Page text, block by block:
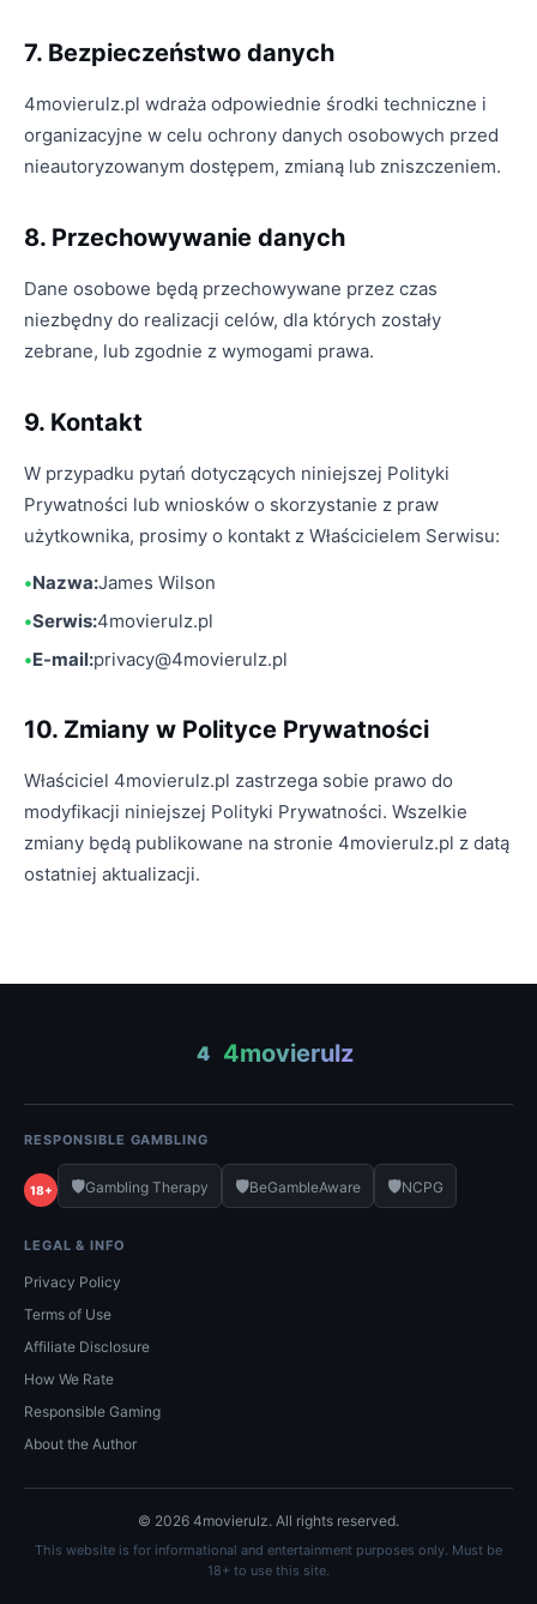
7. Bezpieczeństwo danych
4movierulz.pl wdraża odpowiednie środki techniczne i
organizacyjne w celu ochrony danych osobowych przed
nieautoryzowanym dostępem, zmianą lub zniszczeniem.
8. Przechowywanie danych
Dane osobowe będą przechowywane przez czas
niezbędny do realizacji celów, dla których zostały
zebrane, lub zgodnie z wymogami prawa.
9. Kontakt
W przypadku pytań dotyczących niniejszej Polityki
Prywatności lub wniosków o skorzystanie z praw
użytkownika, prosimy o kontakt z Właścicielem Serwisu:
Nazwa:James Wilson
Serwis:4movierulz.pl
E-mail:privacy@4movierulz.pl
10. Zmiany w Polityce Prywatności
Właściciel 4movierulz.pl zastrzega sobie prawo do
modyfikacji niniejszej Polityki Prywatności. Wszelkie
zmiany będą publikowane na stronie 4movierulz.pl z datą
ostatniej aktualizacji.
4 4movierulz
RESPONSIBLE GAMBLING
18+ 🛡️Gambling Therapy 🛡️BeGambleAware 🛡️NCPG
LEGAL & INFO
Privacy Policy
Terms of Use
Affiliate Disclosure
How We Rate
Responsible Gaming
About the Author
© 2026 4movierulz. All rights reserved.
This website is for informational and entertainment purposes only. Must be
18+ to use this site.